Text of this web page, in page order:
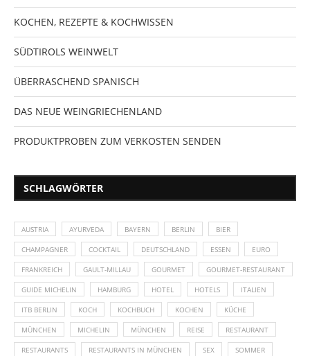
KOCHEN, REZEPTE & KOCHWISSEN
SÜDTIROLS WEINWELT
ÜBERRASCHEND SPANISCH
DAS NEUE WEINGRIECHENLAND
PRODUKTPROBEN ZUM VERKOSTEN SENDEN
SCHLAGWÖRTER
AUSTRIA AYURVEDA BAYERN BERLIN BIER
CHAMPAGNER COCKTAIL DEUTSCHLAND ESSEN EURO
FRANKREICH GAULT-MILLAU GOURMET GOURMET-RESTAURANT
GUIDE MICHELIN HAMBURG HOTEL HOTELS ITALIEN
ITB BERLIN KOCH KOCHBUCH KOCHEN KÜCHE
MÜNCHEN MICHELIN MÜNCHEN REISE RESTAURANT
RESTAURANTS RESTAURANTS IN MÜNCHEN SEX SOMMER